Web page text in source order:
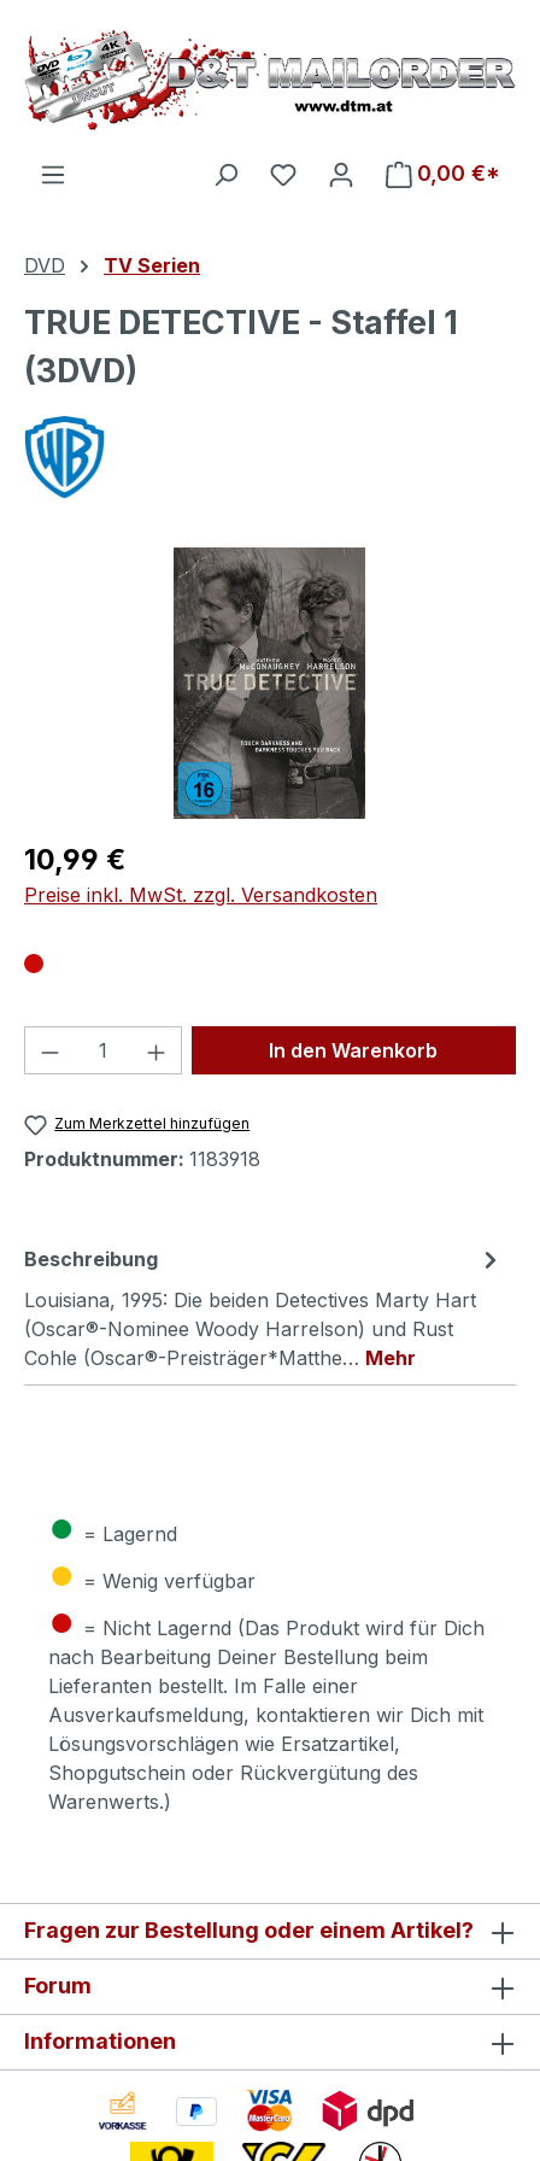
Zum Hauptinhalt springen
Du hast 0 Produkte auf
0,00 €*
DVD TV Serien
TRUE DETECTIVE - Staffel 1
(3DVD)
Bildergalerie überspringen
Regulärer Preis:
10,99 €
Preise inkl. MwSt. zzgl. Versandkosten
Produkt Anzahl: Gib denIn den Warenkorb
Zum Merkzettel hinzufügen
Produktnummer: 1183918
Beschreibung
Louisiana, 1995: Die beiden Detectives Marty Hart
(Oscar®-Nominee Woody Harrelson) und Rust
Cohle (Oscar®-Preisträger*Matthe… Mehr
● = Lagernd
● = Wenig verfügbar
● = Nicht Lagernd (Das Produkt wird für Dich
nach Bearbeitung Deiner Bestellung beim
Lieferanten bestellt. Im Falle einer
Ausverkaufsmeldung, kontaktieren wir Dich mit
Lösungsvorschlägen wie Ersatzartikel,
Shopgutschein oder Rückvergütung des
Warenwerts.)
Fragen zur Bestellung oder einem Artikel?
Forum
Informationen